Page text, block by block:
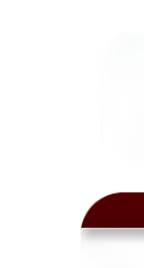
Yerel Yönetimler